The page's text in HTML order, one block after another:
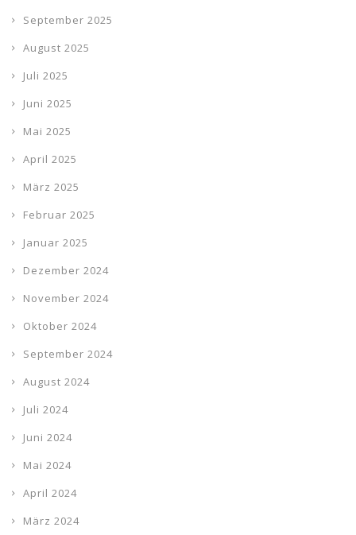
September 2025
August 2025
Juli 2025
Juni 2025
Mai 2025
April 2025
März 2025
Februar 2025
Januar 2025
Dezember 2024
November 2024
Oktober 2024
September 2024
August 2024
Juli 2024
Juni 2024
Mai 2024
April 2024
März 2024